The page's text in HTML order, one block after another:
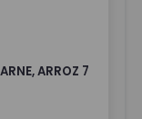
ARROZ 7